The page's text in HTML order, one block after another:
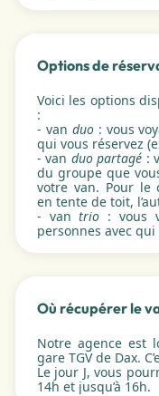
Options de
Voici les options
:
- van duo: vous
qui vous réservez
- van duo partagé :
du groupe que
votre van. Pour le
en tente de toit,
- vantrio : vous
personnes avec qui
Où récupérer le
Notre agence est
gare TGV de Dax.
Le jour J, vous
14h et jusqu’à 16h.